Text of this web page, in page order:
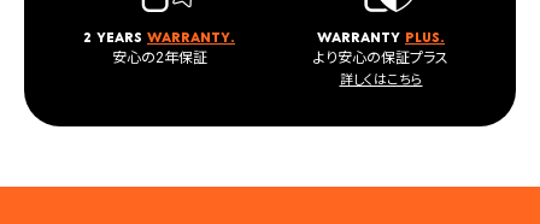
2 years warranty.
安心の2年保証
warranty plus.
より安心の保証プラス
詳しくはこちら